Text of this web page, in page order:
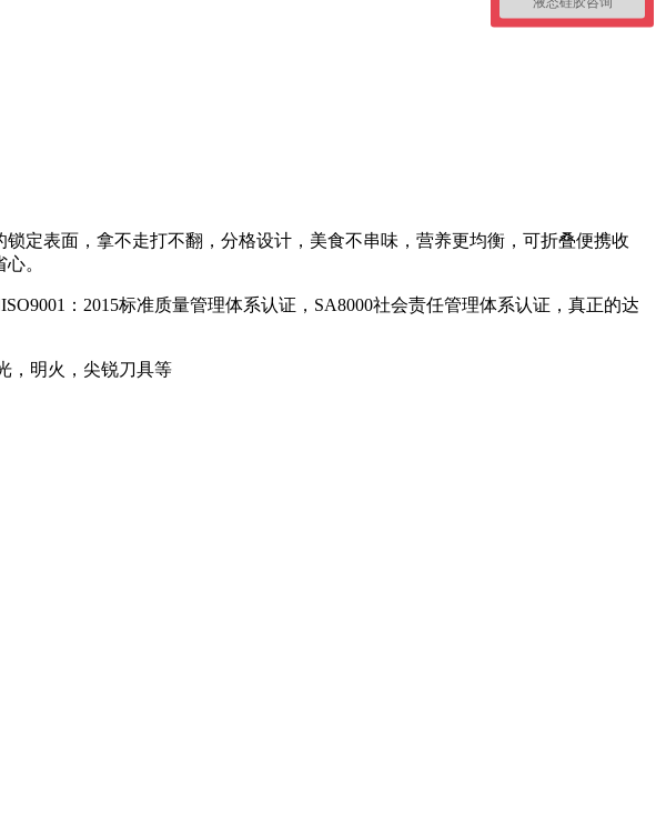
定表面，拿不走打不翻，分格设计，美食不串味，营养更均衡，可折叠便携收
。
：2015标准质量管理体系认证，SA8000社会责任管理体系认证，真正的达
，明火，尖锐刀具等